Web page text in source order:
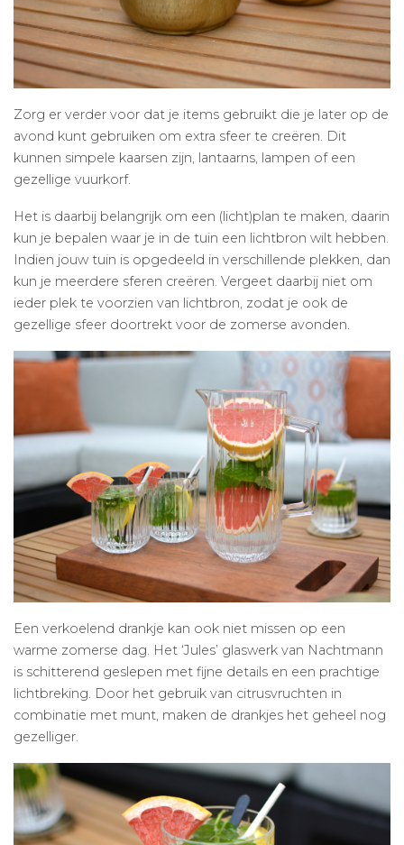
Zorg er verder voor dat je items gebruikt die je later op de
avond kunt gebruiken om extra sfeer te creëren. Dit
kunnen simpele kaarsen zijn, lantaarns, lampen of een
gezellige vuurkorf.
Het is daarbij belangrijk om een (licht)plan te maken, daarin
kun je bepalen waar je in de tuin een lichtbron wilt hebben.
Indien jouw tuin is opgedeeld in verschillende plekken, dan
kun je meerdere sferen creëren. Vergeet daarbij niet om
ieder plek te voorzien van lichtbron, zodat je ook de
gezellige sfeer doortrekt voor de zomerse avonden.
Een verkoelend drankje kan ook niet missen op een
warme zomerse dag. Het ‘Jules’ glaswerk van Nachtmann
is schitterend geslepen met fijne details en een prachtige
lichtbreking. Door het gebruik van citrusvruchten in
combinatie met munt, maken de drankjes het geheel nog
gezelliger.